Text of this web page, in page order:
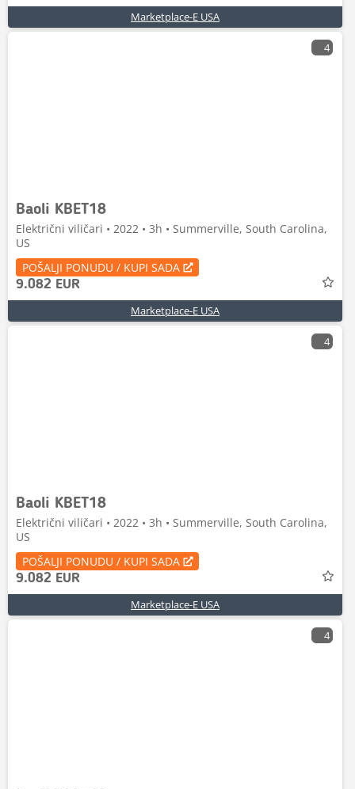
Marketplace-E USA
4
Baoli KBET18
Električni viličari • 2022 • 3h • Summerville, South Carolina,
US
POŠALJI PONUDU / KUPI SADA
9.082 EUR
Marketplace-E USA
4
Baoli KBET18
Električni viličari • 2022 • 3h • Summerville, South Carolina,
US
POŠALJI PONUDU / KUPI SADA
9.082 EUR
Marketplace-E USA
4